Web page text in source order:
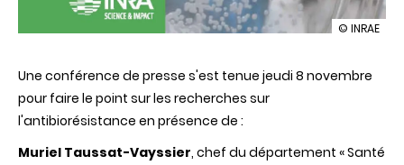
illustration
des
le
© INRAE
Une conférence de presse s'est tenue jeudi 8 novembre
pour faire le point sur les recherches sur
l'antibiorésistance en présence de :
Muriel Taussat-Vayssier, chef du département « Santé